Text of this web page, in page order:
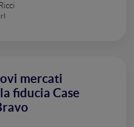
mercati
fiducia Case